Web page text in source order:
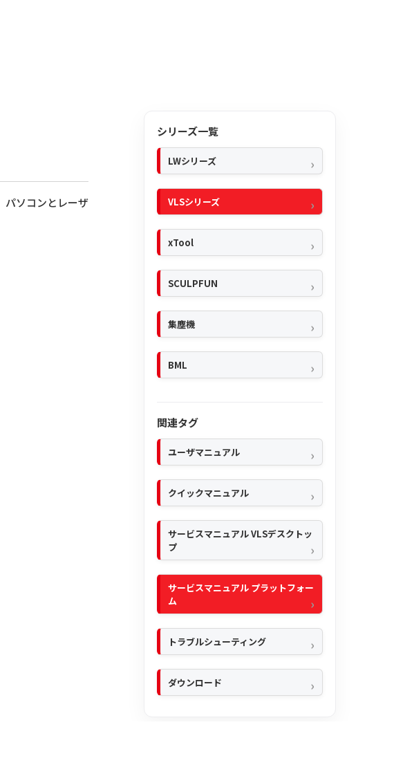
パソコンとレーザ
シリーズ一覧
LWシリーズ
VLSシリーズ
xTool
SCULPFUN
集塵機
BML
関連タグ
ユーザマニュアル
クイックマニュアル
サービスマニュアル VLSデスクトッ
プ
サービスマニュアル プラットフォー
ム
トラブルシューティング
ダウンロード